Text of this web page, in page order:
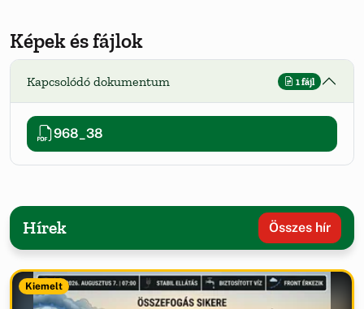
Képek és fájlok
Kapcsolódó dokumentum 1 fájl
968_38
Hírek Összes hír
Kiemelt